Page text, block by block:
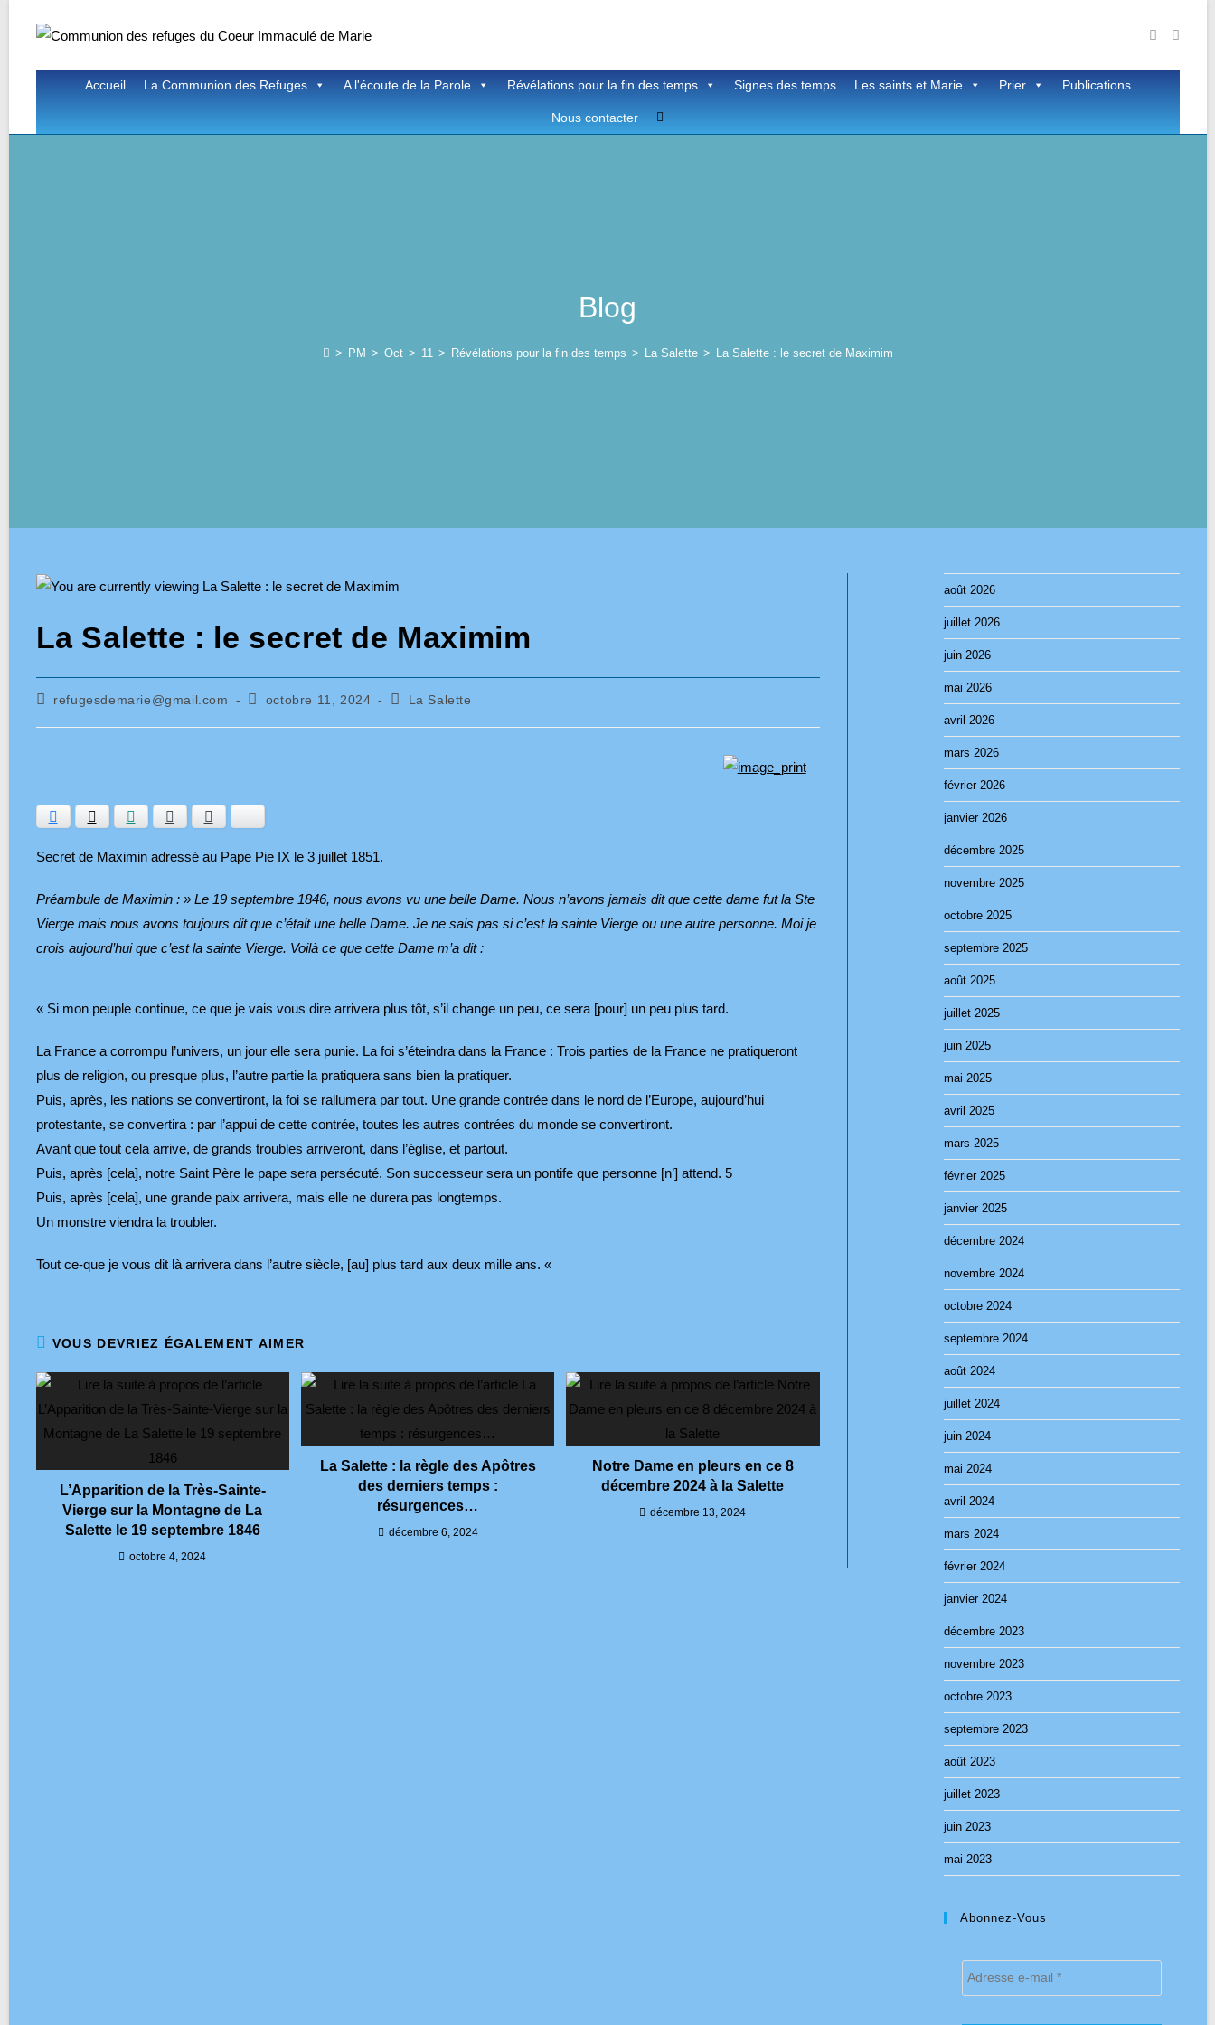
Accueil La Communion des Refuges A l'écoute de la Parole Révélations pour la fin des temps Signes des temps Les saints et Marie Prier Publications
Nous contacter Toggle
Blog
> PM > Oct > 11 > Révélations pour la fin des temps > La Salette > La Salette : le secret de Maximim
La Salette : le secret de Maximim
Auteur/autrice
refugesdemarie@gmail.com
Publication
octobre 11, 2024
PostLa Salette
Secret de Maximin adressé au Pape Pie IX le 3 juillet 1851.
Préambule de Maximin : » Le 19 septembre 1846, nous avons vu une belle Dame. Nous n’avons jamais dit que cette dame fut la Ste
Vierge mais nous avons toujours dit que c’était une belle Dame. Je ne sais pas si c’est la sainte Vierge ou une autre personne. Moi je
crois aujourd’hui que c’est la sainte Vierge. Voilà ce que cette Dame m’a dit :
« Si mon peuple continue, ce que je vais vous dire arrivera plus tôt, s’il change un peu, ce sera [pour] un peu plus tard.
La France a corrompu l’univers, un jour elle sera punie. La foi s’éteindra dans la France : Trois parties de la France ne pratiqueront
plus de religion, ou presque plus, l’autre partie la pratiquera sans bien la pratiquer.
Puis, après, les nations se convertiront, la foi se rallumera par tout. Une grande contrée dans le nord de l’Europe, aujourd’hui
protestante, se convertira : par l’appui de cette contrée, toutes les autres contrées du monde se convertiront.
Avant que tout cela arrive, de grands troubles arriveront, dans l’église, et partout.
Puis, après [cela], notre Saint Père le pape sera persécuté. Son successeur sera un pontife que personne [n’] attend. 5
Puis, après [cela], une grande paix arrivera, mais elle ne durera pas longtemps.
Un monstre viendra la troubler.
Tout ce-que je vous dit là arrivera dans l’autre siècle, [au] plus tard aux deux mille ans. «
VOUS DEVRIEZ ÉGALEMENT AIMER
L’Apparition de la Très-Sainte-
Vierge sur la Montagne de La
Salette le 19 septembre 1846
octobre 4, 2024
La Salette : la règle des Apôtres
des derniers temps :
résurgences…
décembre 6, 2024
Notre Dame en pleurs en ce 8
décembre 2024 à la Salette
décembre 13, 2024
août 2026
juillet 2026
juin 2026
mai 2026
avril 2026
mars 2026
février 2026
janvier 2026
décembre 2025
novembre 2025
octobre 2025
septembre 2025
août 2025
juillet 2025
juin 2025
mai 2025
avril 2025
mars 2025
février 2025
janvier 2025
décembre 2024
novembre 2024
octobre 2024
septembre 2024
août 2024
juillet 2024
juin 2024
mai 2024
avril 2024
mars 2024
février 2024
janvier 2024
décembre 2023
novembre 2023
octobre 2023
septembre 2023
août 2023
juillet 2023
juin 2023
mai 2023
Abonnez-Vous